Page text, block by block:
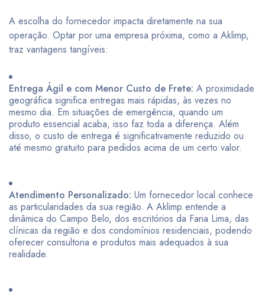
A escolha do fornecedor impacta diretamente na sua
operação. Optar por uma empresa próxima, como a Aklimp,
traz vantagens tangíveis:
Entrega Ágil e com Menor Custo de Frete: A proximidade
geográfica significa entregas mais rápidas, às vezes no
mesmo dia. Em situações de emergência, quando um
produto essencial acaba, isso faz toda a diferença. Além
disso, o custo de entrega é significativamente reduzido ou
até mesmo gratuito para pedidos acima de um certo valor.
Atendimento Personalizado: Um fornecedor local conhece
as particularidades da sua região. A Aklimp entende a
dinâmica do Campo Belo, dos escritórios da Faria Lima, das
clínicas da região e dos condomínios residenciais, podendo
oferecer consultoria e produtos mais adequados à sua
realidade.